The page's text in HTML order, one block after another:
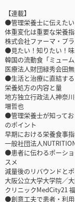
【連載】
●管理栄養士に伝えた
体重変化は重要な栄養
株式会社ファーマ・プ
●見たい！知りたい！
韓国の流動食「ミュー
医療法人財団緑秀会田
●生活と治療に直結す
栄養処方の内容と量
地方独立行政法人神奈
増哲也
●管理栄養士が知って
のポイント
早期における栄養食事
一般社団法人
●患者に伝わるポーシ
スメ
減量後のリバウンドと
大阪公立大学大学院／
クリニックMedCity21
●創意工夫で患者・利